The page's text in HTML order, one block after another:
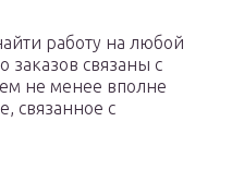
работу на любой
заказов связаны с
не менее вполне
связанное с